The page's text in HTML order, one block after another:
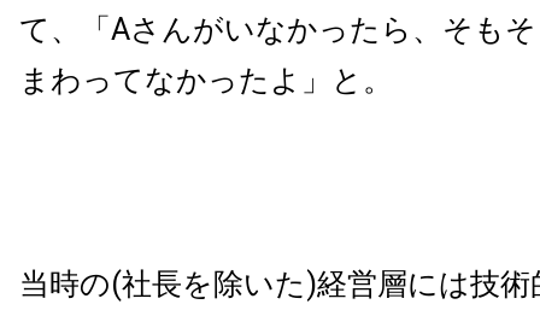
て、「Aさんがいなかったら、そも
まわってなかったよ」と。
当時の(社長を除いた)経営層には技